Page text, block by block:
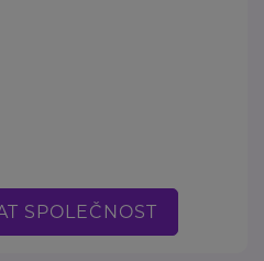
SPOLEČNOST